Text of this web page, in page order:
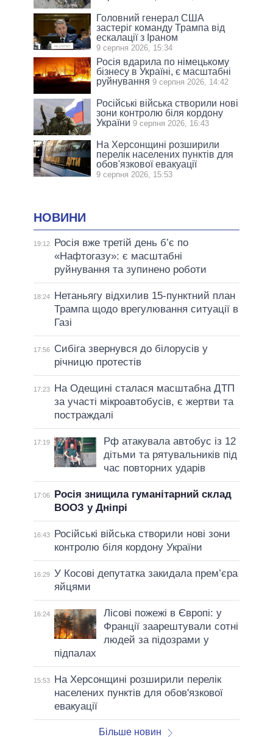
Головний генерал США
застеріг команду Трампа від
ескалації з Іраном
9 серпня 2026, 15:34
Росія вдарила по німецькому
бізнесу в Україні, є масштабні
руйнування 9 серпня 2026, 14:42
Російські війська створили нові
зони контролю біля кордону
України 9 серпня 2026, 16:43
На Херсонщині розширили
перелік населених пунктів для
обов'язкової евакуації
9 серпня 2026, 15:53
НОВИНИ
19:12
Росія вже третій день б’є по
«Нафтогазу»: є масштабні
руйнування та зупинено роботи
18:24
Нетаньягу відхилив 15-пунктний план
Трампа щодо врегулювання ситуації в
Газі
17:56
Сибіга звернувся до білорусів у
річницю протестів
17:23
На Одещині сталася масштабна ДТП
за участі мікроавтобусів, є жертви та
постраждалі
17:19
Рф атакувала автобус із 12
дітьми та рятувальників під
час повторних ударів
17:06
Росія знищила гуманітарний склад
ВООЗ у Дніпрі
16:43
Російські війська створили нові зони
контролю біля кордону України
16:29 У Косові депутатка закидала прем’єра
яйцями
16:24
Лісові пожежі в Європі: у
Франції заарештували сотні
людей за підозрами у
підпалах
15:53
На Херсонщині розширили перелік
населених пунктів для обов'язкової
евакуації
Більше новин